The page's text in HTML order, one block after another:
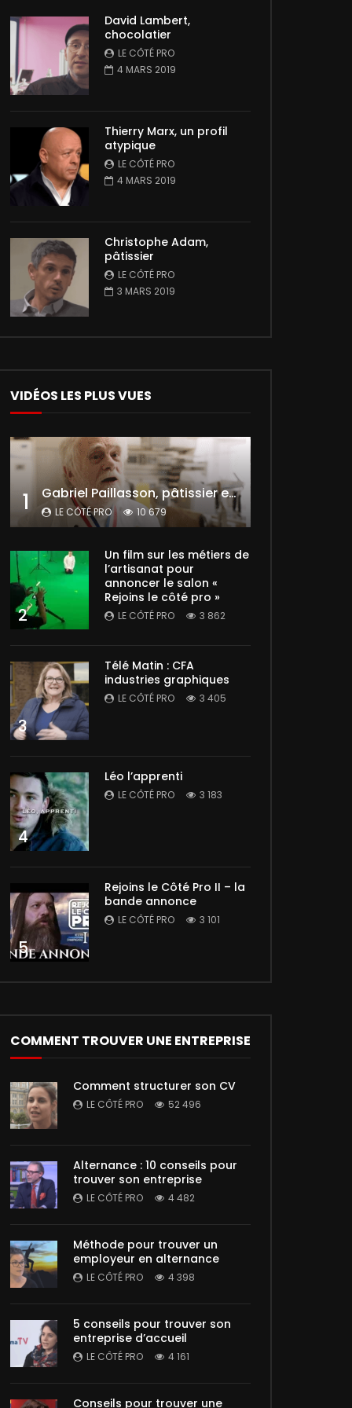
David Lambert,
chocolatier
LE CÔTÉ PRO
4 MARS 2019
Thierry Marx, un profil
atypique
LE CÔTÉ PRO
4 MARS 2019
Christophe Adam,
pâtissier
LE CÔTÉ PRO
3 MARS 2019
VIDÉOS LES PLUS VUES
1 Gabriel Paillasson, pâtissier et glacier
LE CÔTÉ PRO 10 679
2
Un film sur les métiers de
l’artisanat pour
annoncer le salon «
Rejoins le côté pro »
LE CÔTÉ PRO 3 862
3
Télé Matin : CFA
industries graphiques
LE CÔTÉ PRO 3 405
4
Léo l’apprenti
LE CÔTÉ PRO 3 183
5
Rejoins le Côté Pro II – la
bande annonce
LE CÔTÉ PRO 3 101
COMMENT TROUVER UNE ENTREPRISE
Comment structurer son CV
LE CÔTÉ PRO 52 496
Alternance : 10 conseils pour
trouver son entreprise
LE CÔTÉ PRO 4 482
Méthode pour trouver un
employeur en alternance
LE CÔTÉ PRO 4 398
5 conseils pour trouver son
entreprise d’accueil
LE CÔTÉ PRO 4 161
Conseils pour trouver une